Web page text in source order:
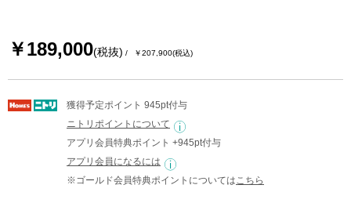
￥189,000(税抜) ￥207,900(税込)
獲得予定ポイント 945pt付与
ニトリポイントについて
アプリ会員特典ポイント +945pt付与
アプリ会員になるには
※ゴールド会員特典ポイントについては こちら